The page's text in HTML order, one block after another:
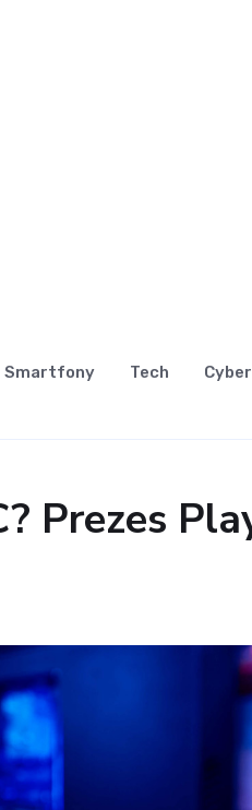
Smartfony Tech
Prezes